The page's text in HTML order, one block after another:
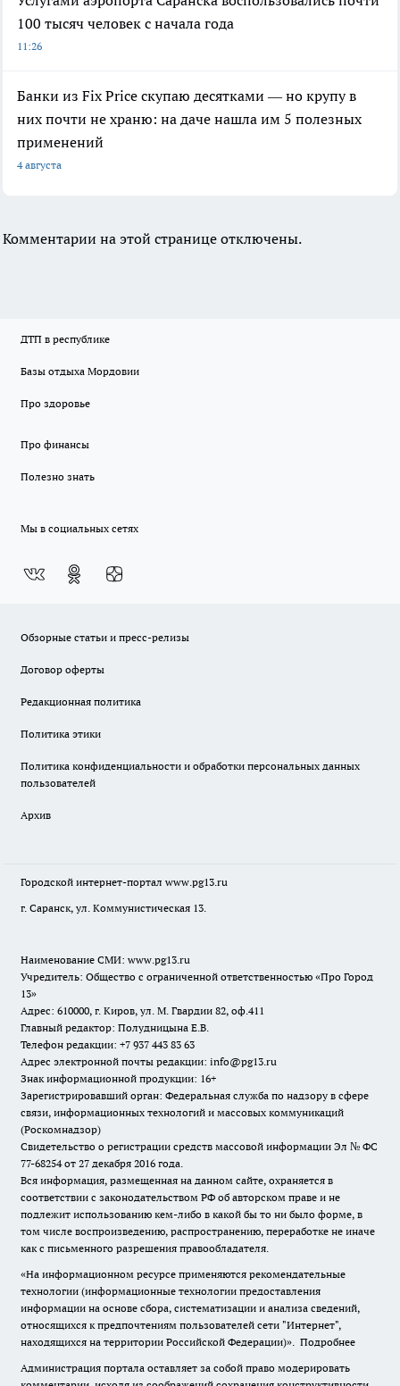
100 тысяч человек с начала года
11:26
Банки из Fix Price скупаю десятками — но крупу в
них почти не храню: на даче нашла им 5 полезных
применений
4 августа
Комментарии на этой странице отключены.
ДТП в республике
Базы отдыха Мордовии
Про здоровье
Про финансы
Полезно знать
Мы в социальных сетях
Обзорные статьи и пресс-релизы
Договор оферты
Редакционная политика
Политика этики
Политика конфиденциальности и обработки персональных данных
пользователей
Архив
Городской интернет-портал www.pg13.ru
г. Саранск, ул. Коммунистическая 13.
Наименование СМИ: www.pg13.ru
Учредитель: Общество с ограниченной ответственностью «Про Город
13»
Адрес: 610000, г. Киров, ул. М. Гвардии 82, оф.411
Главный редактор: Полудницына Е.В.
Телефон редакции: +7 937 443 83 63
Адрес электронной почты редакции: info@pg13.ru
Знак информационной продукции: 16+
Зарегистрировавший орган: Федеральная служба по надзору в сфере
связи, информационных технологий и массовых коммуникаций
(Роскомнадзор)
Свидетельство о регистрации средств массовой информации Эл № ФС
77-68254 от 27 декабря 2016 года.
Вся информация, размещенная на данном сайте, охраняется в
соответствии с законодательством РФ об авторском праве и не
подлежит использованию кем-либо в какой бы то ни было форме, в
том числе воспроизведению, распространению, переработке не иначе
как с письменного разрешения правообладателя.
«На информационном ресурсе применяются рекомендательные
технологии (информационные технологии предоставления
информации на основе сбора, систематизации и анализа сведений,
относящихся к предпочтениям пользователей сети "Интернет",
находящихся на территории Российской Федерации)». Подробнее
Администрация портала оставляет за собой право модерировать